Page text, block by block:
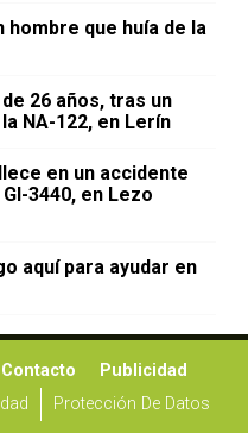
que huía de la
26 años, tras un
NA-122, en Lerín
en un accidente
3440, en Lezo
aquí para ayudar en
Contacto
Publicidad
Protección De Datos